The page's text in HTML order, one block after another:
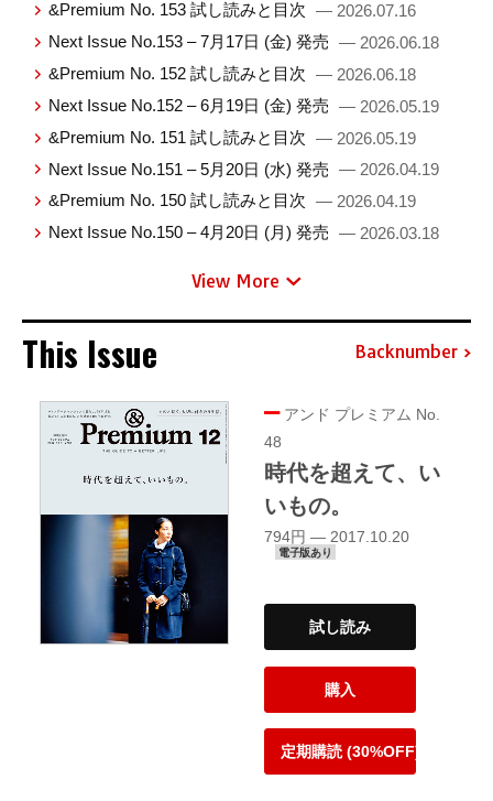
&Premium No. 153 試し読みと目次 — 2026.07.16
Next Issue No.153 – 7月17日 (金) 発売 — 2026.06.18
&Premium No. 152 試し読みと目次 — 2026.06.18
Next Issue No.152 – 6月19日 (金) 発売 — 2026.05.19
&Premium No. 151 試し読みと目次 — 2026.05.19
Next Issue No.151 – 5月20日 (水) 発売 — 2026.04.19
&Premium No. 150 試し読みと目次 — 2026.04.19
Next Issue No.150 – 4月20日 (月) 発売 — 2026.03.18
View More
This Issue Backnumber
アンド プレミアム No.
48
時代を超えて、い
いもの。
794円 — 2017.10.20
電子版あり
試し読み
購入
定期購読 (30%OFF)